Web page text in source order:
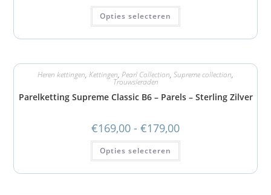
Opties selecteren
Heren kettingen, Kettingen, Pearl Collection, Supreme collection,
Trouwsieraden
Parelketting Supreme Classic B6 – Parels – Sterling Zilver
€169,00 - €179,00
Opties selecteren